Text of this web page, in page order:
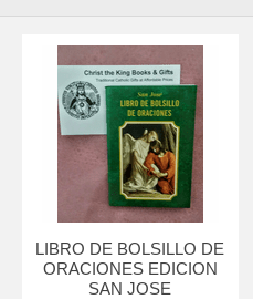
LIBRO DE BOLSILLO DE
ORACIONES EDICION
SAN JOSE